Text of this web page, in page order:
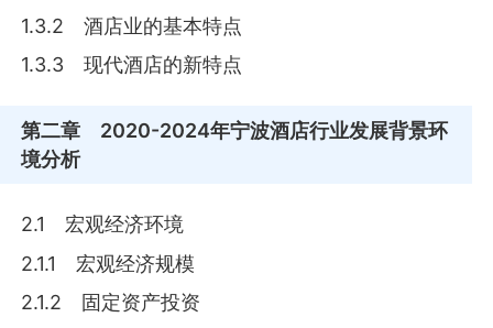
1.3.2 酒店业的基本特点
1.3.3 现代酒店的新特点
第二章 2020-2024年宁波酒店行业发展背景环
境分析
2.1 宏观经济环境
2.1.1 宏观经济规模
2.1.2 固定资产投资